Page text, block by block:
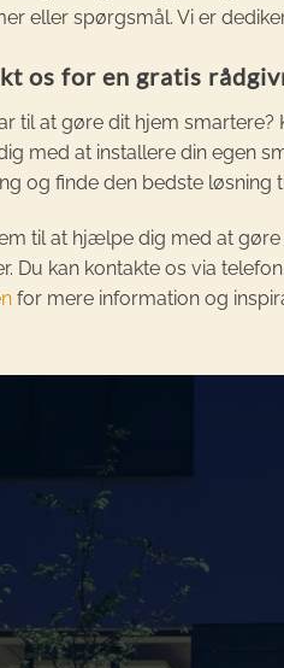
eller spørgsmål. Vi er
os for en gratis
til at gøre dit hjem
med at installere din egen
og finde den bedste løsning
til at hjælpe dig med at
Du kan kontakte os via
for mere information og